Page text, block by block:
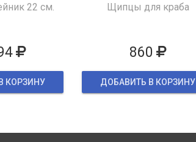
22 см.
КОРЗИНУ
Щипцы для краба
860
ДОБАВИТЬ В КОРЗИНУ